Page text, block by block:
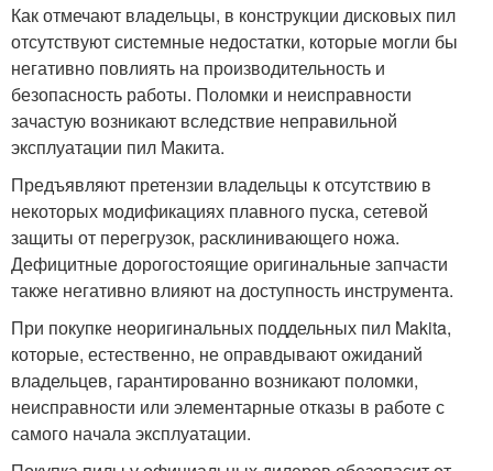
Как отмечают владельцы, в конструкции дисковых пил
отсутствуют системные недостатки, которые могли бы
негативно повлиять на производительность и
безопасность работы. Поломки и неисправности
зачастую возникают вследствие неправильной
эксплуатации пил Макита.
Предъявляют претензии владельцы к отсутствию в
некоторых модификациях плавного пуска, сетевой
защиты от перегрузок, расклинивающего ножа.
Дефицитные дорогостоящие оригинальные запчасти
также негативно влияют на доступность инструмента.
При покупке неоригинальных поддельных пил Makita,
которые, естественно, не оправдывают ожиданий
владельцев, гарантированно возникают поломки,
неисправности или элементарные отказы в работе с
самого начала эксплуатации.